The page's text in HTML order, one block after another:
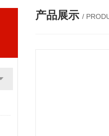
产品展示 /